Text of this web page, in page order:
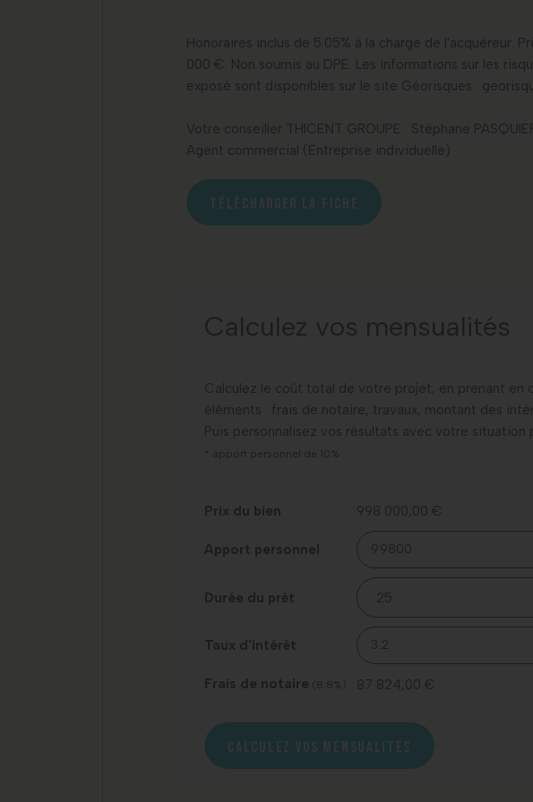
Honoraires inclus de 5.05% à la charge de l'acquéreur.
000 €. Non soumis au DPE. Les informations sur les
exposé sont disponibles sur le site Géorisques :
Votre conseiller THICENT GROUPE : Stéphane
Agent commercial (Entreprise individuelle)
TÉLÉCHARGER LA FICHE
Calculez vos mensualités
Calculez le coût total de votre projet, en prenant en
éléments : frais de notaire, travaux, montant des
Puis personnalisez vos résultats avec votre situation
* apport personnel de 10%
Prix du bien 998 000,00 €
Apport personnel
Durée du prêt
Taux d'intérêt
Frais de notaire (8.8%) 87 824,00 €
CALCULEZ VOS MENSUALITÉS